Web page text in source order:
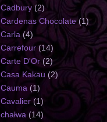
Cadbury (2)
Cardenas Chocolate (1)
Carla (4)
Carrefour (14)
Carte D'Or (2)
Casa Kakau (2)
Cauma (1)
Cavalier (1)
chałwa (14)